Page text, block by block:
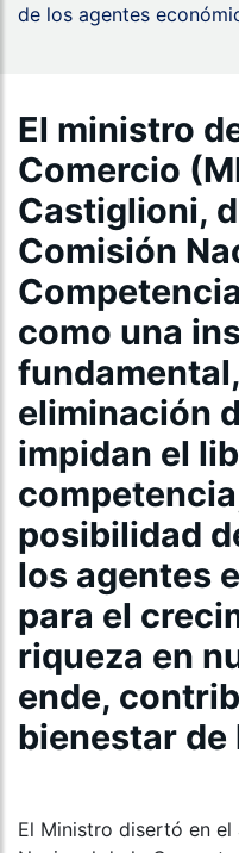
de los agentes
El ministro
Comercio
Castiglioni,
Comisión
como una
eliminación
impidan el
posibilidad
los agentes
para el
riqueza en
ende,
bienestar de
El Ministro disertó en